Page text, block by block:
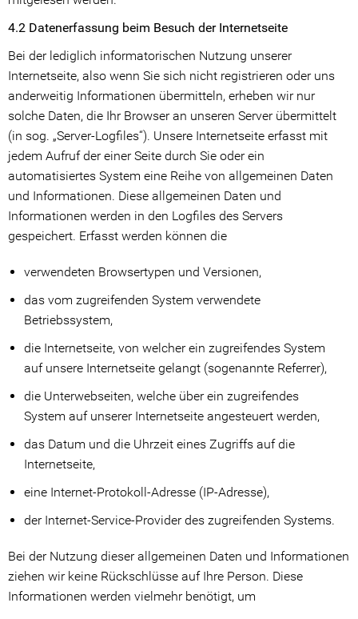
4.2 Datenerfassung beim Besuch der Internetseite
Bei der lediglich informatorischen Nutzung unserer
Internetseite, also wenn Sie sich nicht registrieren oder uns
anderweitig Informationen übermitteln, erheben wir nur
solche Daten, die Ihr Browser an unseren Server übermittelt
(in sog. „Server-Logfiles“). Unsere Internetseite erfasst mit
jedem Aufruf der einer Seite durch Sie oder ein
automatisiertes System eine Reihe von allgemeinen Daten
und Informationen. Diese allgemeinen Daten und
Informationen werden in den Logfiles des Servers
gespeichert. Erfasst werden können die
verwendeten Browsertypen und Versionen,
das vom zugreifenden System verwendete
Betriebssystem,
die Internetseite, von welcher ein zugreifendes System
auf unsere Internetseite gelangt (sogenannte Referrer),
die Unterwebseiten, welche über ein zugreifendes
System auf unserer Internetseite angesteuert werden,
das Datum und die Uhrzeit eines Zugriffs auf die
Internetseite,
eine Internet-Protokoll-Adresse (IP-Adresse),
der Internet-Service-Provider des zugreifenden Systems.
Bei der Nutzung dieser allgemeinen Daten und Informationen
ziehen wir keine Rückschlüsse auf Ihre Person. Diese
Informationen werden vielmehr benötigt, um